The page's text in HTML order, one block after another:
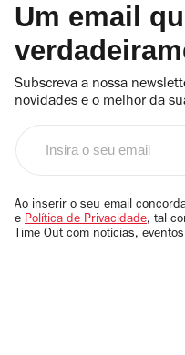
Um email
Subscreva a nossa
novidades e o melhor da
email
Ao inserir o seu email
e Política de Privacidade, tal
Time Out com notícias,